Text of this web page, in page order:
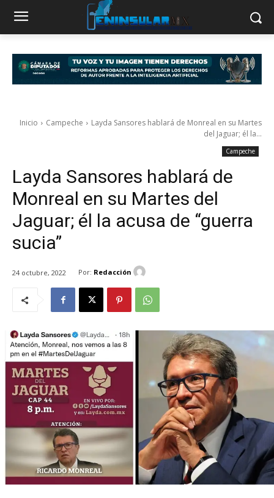
Inicio Campeche
Layda Sansores hablará de Monreal en su Martes
del Jaguar; él la...
Campeche
Layda Sansores hablará de
Monreal en su Martes del
Jaguar; él la acusa de “guerra
sucia”
24 octubre, 2022 Por: Redacción